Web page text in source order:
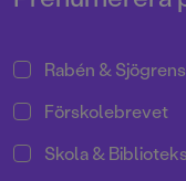
Rabén &
Förskolebrevet
Skola &